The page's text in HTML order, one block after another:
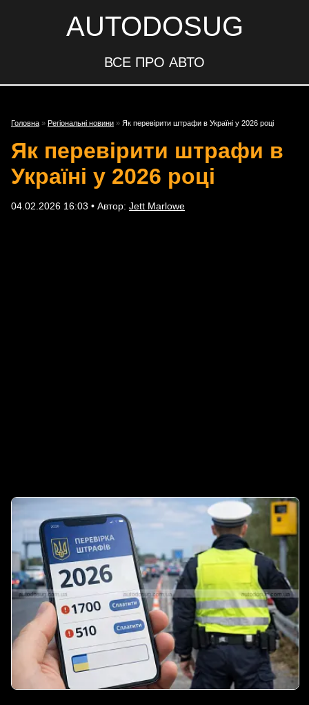
AUTODOSUG
ВСЕ ПРО АВТО
Головна » Регіональні новини » Як перевірити штрафи в Україні у 2026 році
Як перевірити штрафи в
Україні у 2026 році
04.02.2026 16:03 • Автор: Jett Marlowe